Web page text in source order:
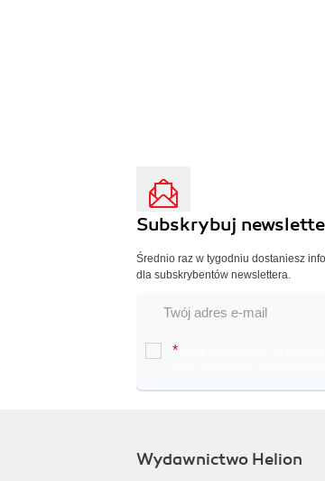
Subskrybuj
Średnio raz w tygodniu dostaniesz
dla subskrybentów newslettera.
*
Wydawnictwo Helion